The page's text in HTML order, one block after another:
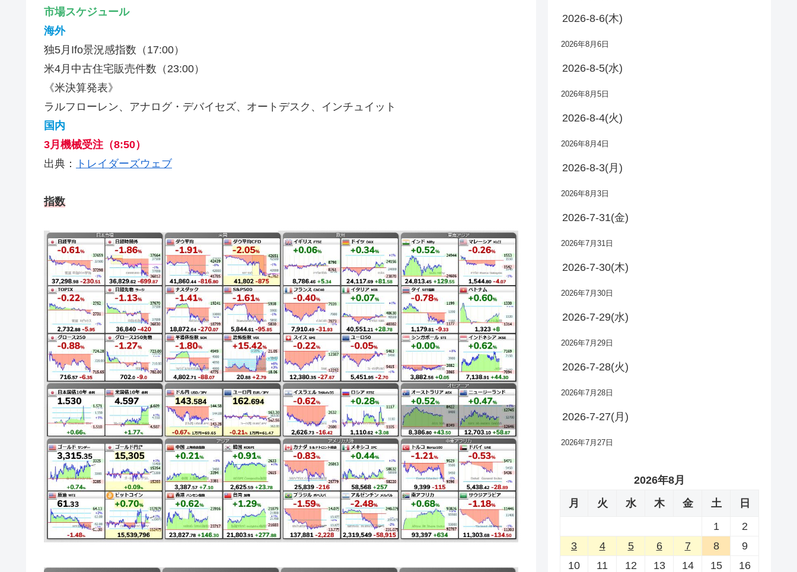
市場スケジュール
海外
独5月Ifo景況感指数（17:00）
米4月中古住宅販売件数（23:00）
《米決算発表》
ラルフローレン、アナログ・デバイセズ、オートデスク、インチュイット
国内
3月機械受注（8:50）
出典：
トレイダーズウェブ
指数
2026-8-6(木)
2026年8月6日
2026-8-5(水)
2026年8月5日
2026-8-4(火)
2026年8月4日
2026-8-3(月)
2026年8月3日
2026-7-31(金)
2026年7月31日
2026-7-30(木)
2026年7月30日
2026-7-29(水)
2026年7月29日
2026-7-28(火)
2026年7月28日
2026-7-27(月)
2026年7月27日
2026年8月
月
火 水 木 金 土
日
1
2
3
4 5 6 7 8
9
10
11 12 13 14 15
16